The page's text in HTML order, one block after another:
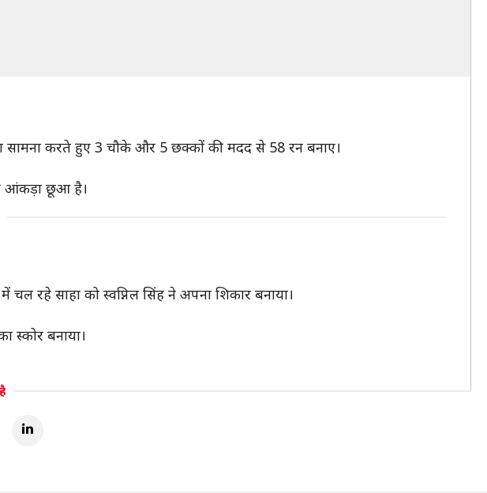
सामना करते हुए 3 चौके और 5 छक्कों की मदद से 58 रन बनाए।
आंकड़ा छूआ है।
रहे साहा को स्वप्निल सिंह ने अपना शिकार बनाया।
बनाया।